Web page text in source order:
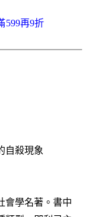
599再9折